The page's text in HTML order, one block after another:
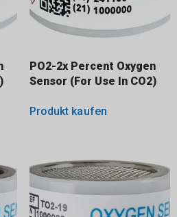
PO2-2x Percent Oxygen
Sensor (For Use In CO2)
Produkt kaufen